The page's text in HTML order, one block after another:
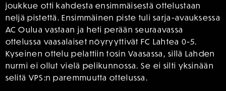
joukkue otti kahdesta ensimmäisestä ottelustaan
neljä pistettä. Ensimmäinen piste tuli sarja-avauksessa
AC Oulua vastaan ja heti perään seuraavassa
ottelussa vaasalaiset nöyryyttivät FC Lahtea 0-5.
Kyseinen ottelu pelattiin tosin Vaasassa, sillä Lahden
nurmi ei ollut vielä pelikunnossa. Se ei silti yksinään
selitä VPS:n paremmuutta ottelussa.